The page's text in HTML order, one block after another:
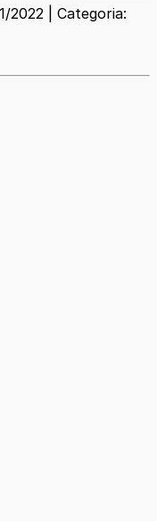
2022 | Categoria: